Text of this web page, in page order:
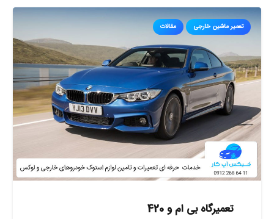
تعمیر ماشین خارجی مقالات
تعمیرگاه بی ام و 420